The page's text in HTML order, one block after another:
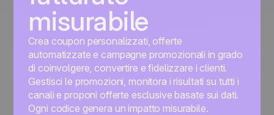
misurabile
Crea coupon personalizzati, offerte
automatizzate e campagne promozionali in grado
di coinvolgere, convertire e fidelizzare i clienti.
Gestisci le promozioni, monitora i risultati su tutti i
canali e proponi offerte esclusive basate sui dati.
Ogni codice genera un impatto misurabile.